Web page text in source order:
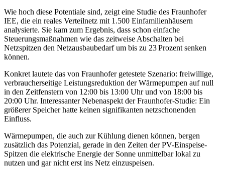
Wie hoch diese Potentiale sind, zeigt eine Studie des Fraunhofer
IEE, die ein reales Verteilnetz mit 1.500 Einfamilienhäusern
analysierte. Sie kam zum Ergebnis, dass schon einfache
Steuerungsmaßnahmen wie das zeitweise Abschalten bei
Netzspitzen den Netzausbaubedarf um bis zu 23 Prozent senken
können.
Konkret lautete das von Fraunhofer getestete Szenario: freiwillige,
verbraucherseitige Leistungsreduktion der Wärmepumpen auf null
in den Zeitfenstern von 12:00 bis 13:00 Uhr und von 18:00 bis
20:00 Uhr. Interessanter Nebenaspekt der Fraunhofer-Studie: Ein
größerer Speicher hatte keinen signifikanten netzschonenden
Einfluss.
Wärmepumpen, die auch zur Kühlung dienen können, bergen
zusätzlich das Potenzial, gerade in den Zeiten der PV-Einspeise-
Spitzen die elektrische Energie der Sonne unmittelbar lokal zu
nutzen und gar nicht erst ins Netz einzuspeisen.